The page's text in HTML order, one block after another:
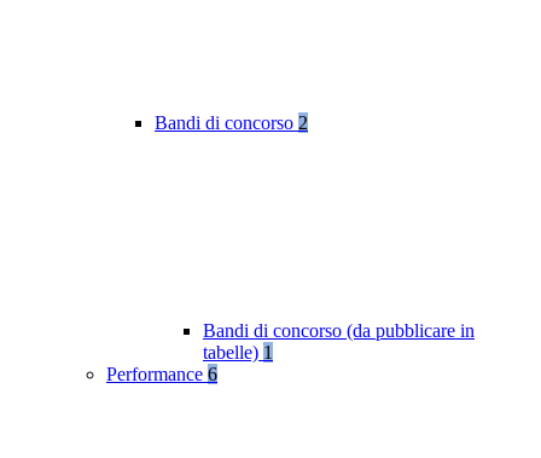
Bandi di concorso 2
Bandi di concorso (da pubblicare in
tabelle) 1
Performance 6